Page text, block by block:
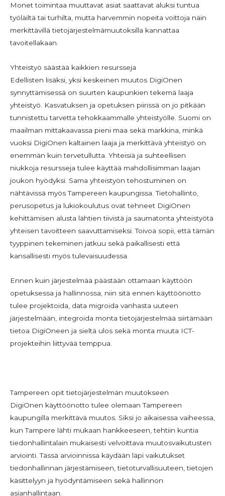
Monet toimintaa muuttavat asiat saattavat aluksi tuntua
työläiltä tai turhilta, mutta harvemmin nopeita voittoja näin
merkittävillä tietojärjestelmämuutoksilla kannattaa
tavoitellakaan.
Yhteistyö säästää kaikkien resursseja
Edellisten lisäksi, yksi keskeinen muutos DigiOnen
synnyttämisessä on suurten kaupunkien tekemä laaja
yhteistyö. Kasvatuksen ja opetuksen piirissä on jo pitkään
tunnistettu tarvetta tehokkaammalle yhteistyölle. Suomi on
maailman mittakaavassa pieni maa sekä markkina, minkä
vuoksi DigiOnen kaltainen laaja ja merkittävä yhteistyö on
enemmän kuin tervetullutta. Yhteisiä ja suhteellisen
niukkoja resursseja tulee käyttää mahdollisimman laajan
joukon hyödyksi. Sama yhteistyön tehostuminen on
nähtävissä myös Tampereen kaupungissa. Tietohallinto,
perusopetus ja lukiokoulutus ovat tehneet DigiOnen
kehittämisen alusta lähtien tiivistä ja saumatonta yhteistyötä
yhteisen tavoitteen saavuttamiseksi. Toivoa sopii, että tämän
tyyppinen tekeminen jatkuu sekä paikallisesti että
kansallisesti myös tulevaisuudessa.
Ennen kuin järjestelmää päästään ottamaan käyttöön
opetuksessa ja hallinnossa, niin sitä ennen käyttöönotto
tulee projektoida, data migroida vanhasta uuteen
järjestelmään, integroida monta tietojärjestelmää siirtämään
tietoa DigiOneen ja sieltä ulos sekä monta muuta ICT-
projekteihin liittyvää temppua.
Tampereen opit tietojärjestelmän muutokseen
DigiOnen käyttöönotto tulee olemaan Tampereen
kaupungilla merkittävä muutos. Siksi jo aikaisessa vaiheessa,
kun Tampere lähti mukaan hankkeeseen, tehtiin kuntia
tiedonhallintalain mukaisesti velvoittava muutosvaikutusten
arviointi. Tässä arvioinnissa käydään läpi vaikutukset
tiedonhallinnan järjestämiseen, tietoturvallisuuteen, tietojen
käsittelyyn ja hyödyntämiseen sekä hallinnon
asianhallintaan.